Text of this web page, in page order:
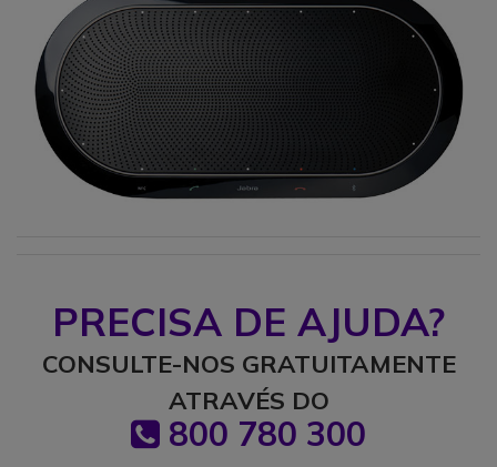
PRECISA DE AJUDA?
CONSULTE-NOS GRATUITAMENTE
ATRAVÉS DO
800 780 300